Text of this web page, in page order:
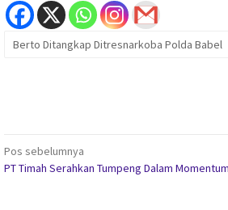
Berto Ditangkap Ditresnarkoba Polda Babel
Navigasi
pos
Pos sebelumnya
PT Timah Serahkan Tumpeng Dalam